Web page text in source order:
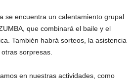
se encuentra un calentamiento grupal
que combinará el baile y el
También habrá sorteos, la asistencia
sorpresas.
en nuestras actividades, como